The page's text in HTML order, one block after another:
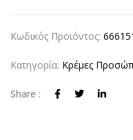
Κωδικός Προϊόντος:
Κατηγορία: Κρέμες
Share :